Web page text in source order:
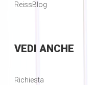
ReissBlog
VEDI ANCHE
Richiesta